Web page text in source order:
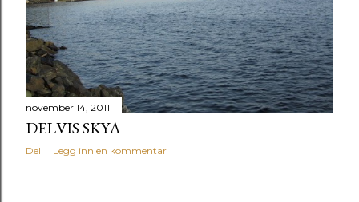
november 14, 2011
DELVIS SKYA
Del Legg inn en kommentar